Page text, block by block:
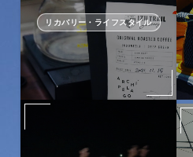
リカバリー・ライフスタイル